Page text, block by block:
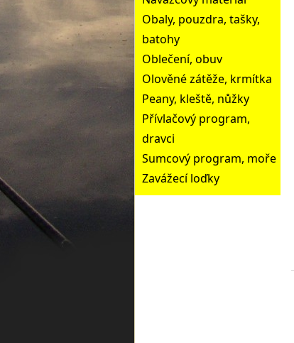
Obaly, pouzdra, tašky,
batohy
Oblečení, obuv
Olověné zátěže, krmítka
Peany, kleště, nůžky
Přívlačový program,
dravci
Sumcový program, moře
Zavážecí loďky